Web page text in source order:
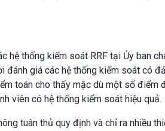
hệ thống kiểm soát RRF tại Ủy ban
đánh giá các hệ thống kiểm soát có
toán cho thấy mặc dù một số điểm
viên có hệ thống kiểm soát hiệu quả.
tuân thủ quy định và chỉ ra nhiều